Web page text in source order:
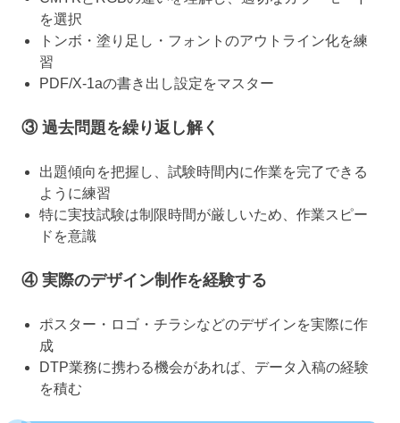
を選択
トンボ・塗り足し・フォントのアウトライン化を練
習
PDF/X-1aの書き出し設定をマスター
③ 過去問題を繰り返し解く
出題傾向を把握し、試験時間内に作業を完了できる
ように練習
特に実技試験は制限時間が厳しいため、作業スピー
ドを意識
④ 実際のデザイン制作を経験する
ポスター・ロゴ・チラシなどのデザインを実際に作
成
DTP業務に携わる機会があれば、データ入稿の経験
を積む